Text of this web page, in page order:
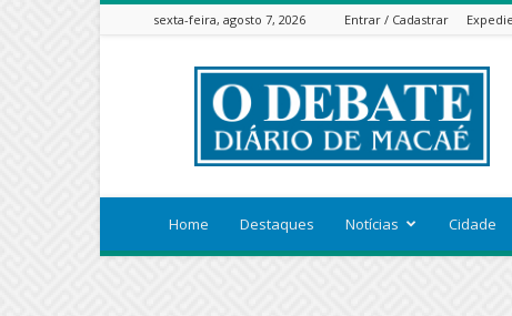
sexta-feira, agosto 7, 2026 Entrar / Cadastrar
ODEBATEON
Home Destaques Notícias Cidade